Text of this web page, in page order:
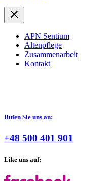
APN Sentium
Altenpflege
Zusammenarbeit
Kontakt
Rufen Sie uns an:
+48 500 401 901
Like uns auf: